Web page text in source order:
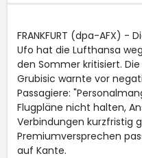
FRANKFURT (dpa-AFX) -
Ufo hat die Lufthansa
den Sommer kritisiert.
Grubisic warnte vor
Passagiere:
Flugpläne nicht halten,
Verbindungen kurzfristig
Premiumversprechen
auf Kante.